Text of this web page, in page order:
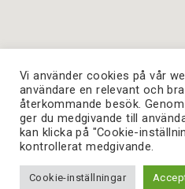
Copyright © 2026. Skandia
Privacy
Vi använder cookies på vår
användare en relevant och
återkommande besök.
ger du medgivande till
kan klicka på "Cookie-
kontrollerat medgivande.
Cookie-inställningar